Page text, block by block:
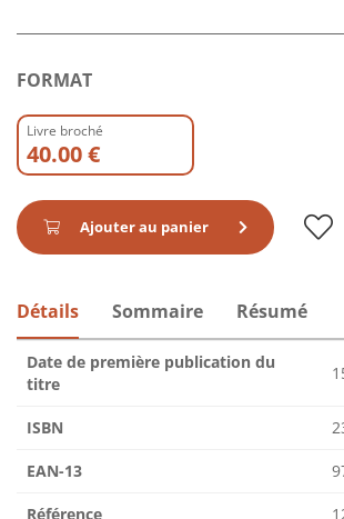
FORMAT
Livre broché
40.00 €
Ajouter au panier
Détails Sommaire Résumé
Date de première publication du
titre
ISBN
EAN-13
Référence